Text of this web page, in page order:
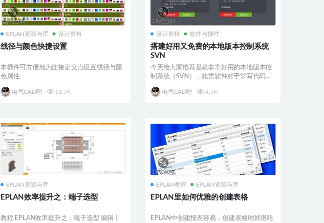
EPLAN资源与库 设计资料
线径与颜色快捷设置
本插件可方便地为连接定义点设置线径与颜
色属性
电气CAD吧 16.5K
设计资料 软件与插件
搭建好用又免费的本地版本控制系统
SVN
今天给大家推荐是款非常好用的本地版本控
制系统（SVN），此类软件对于常写代码的
电气CAD吧
4.5K
EPLAN资源与库
EPLAN效率提升之：端子选型
教程 EPLAN效率提升之：端子选型 编辑丨
EPLAN教程 EPLAN资源与库
EPLAN里如何优雅的创建表格
EPLAN中创建报表容易，创建表格时就很吃